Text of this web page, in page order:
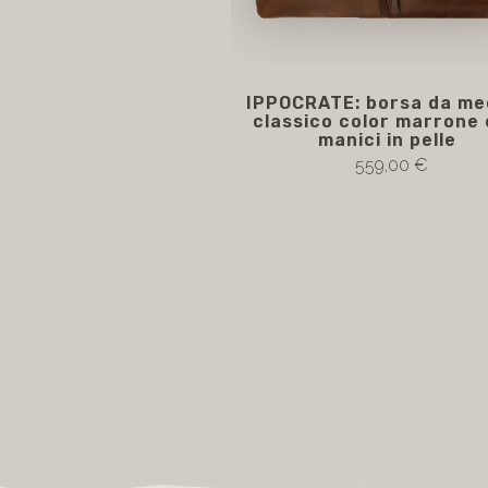
IPPOCRATE: borsa da
classico color marrone
manici in pelle
559,00 €